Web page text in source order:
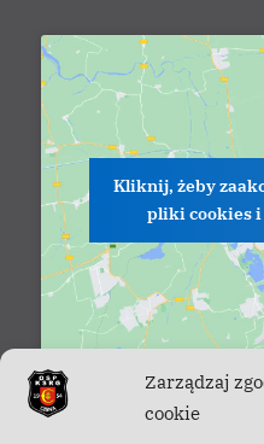
Zarządzaj
cookie
Kliknij, żeby
pliki cookies i